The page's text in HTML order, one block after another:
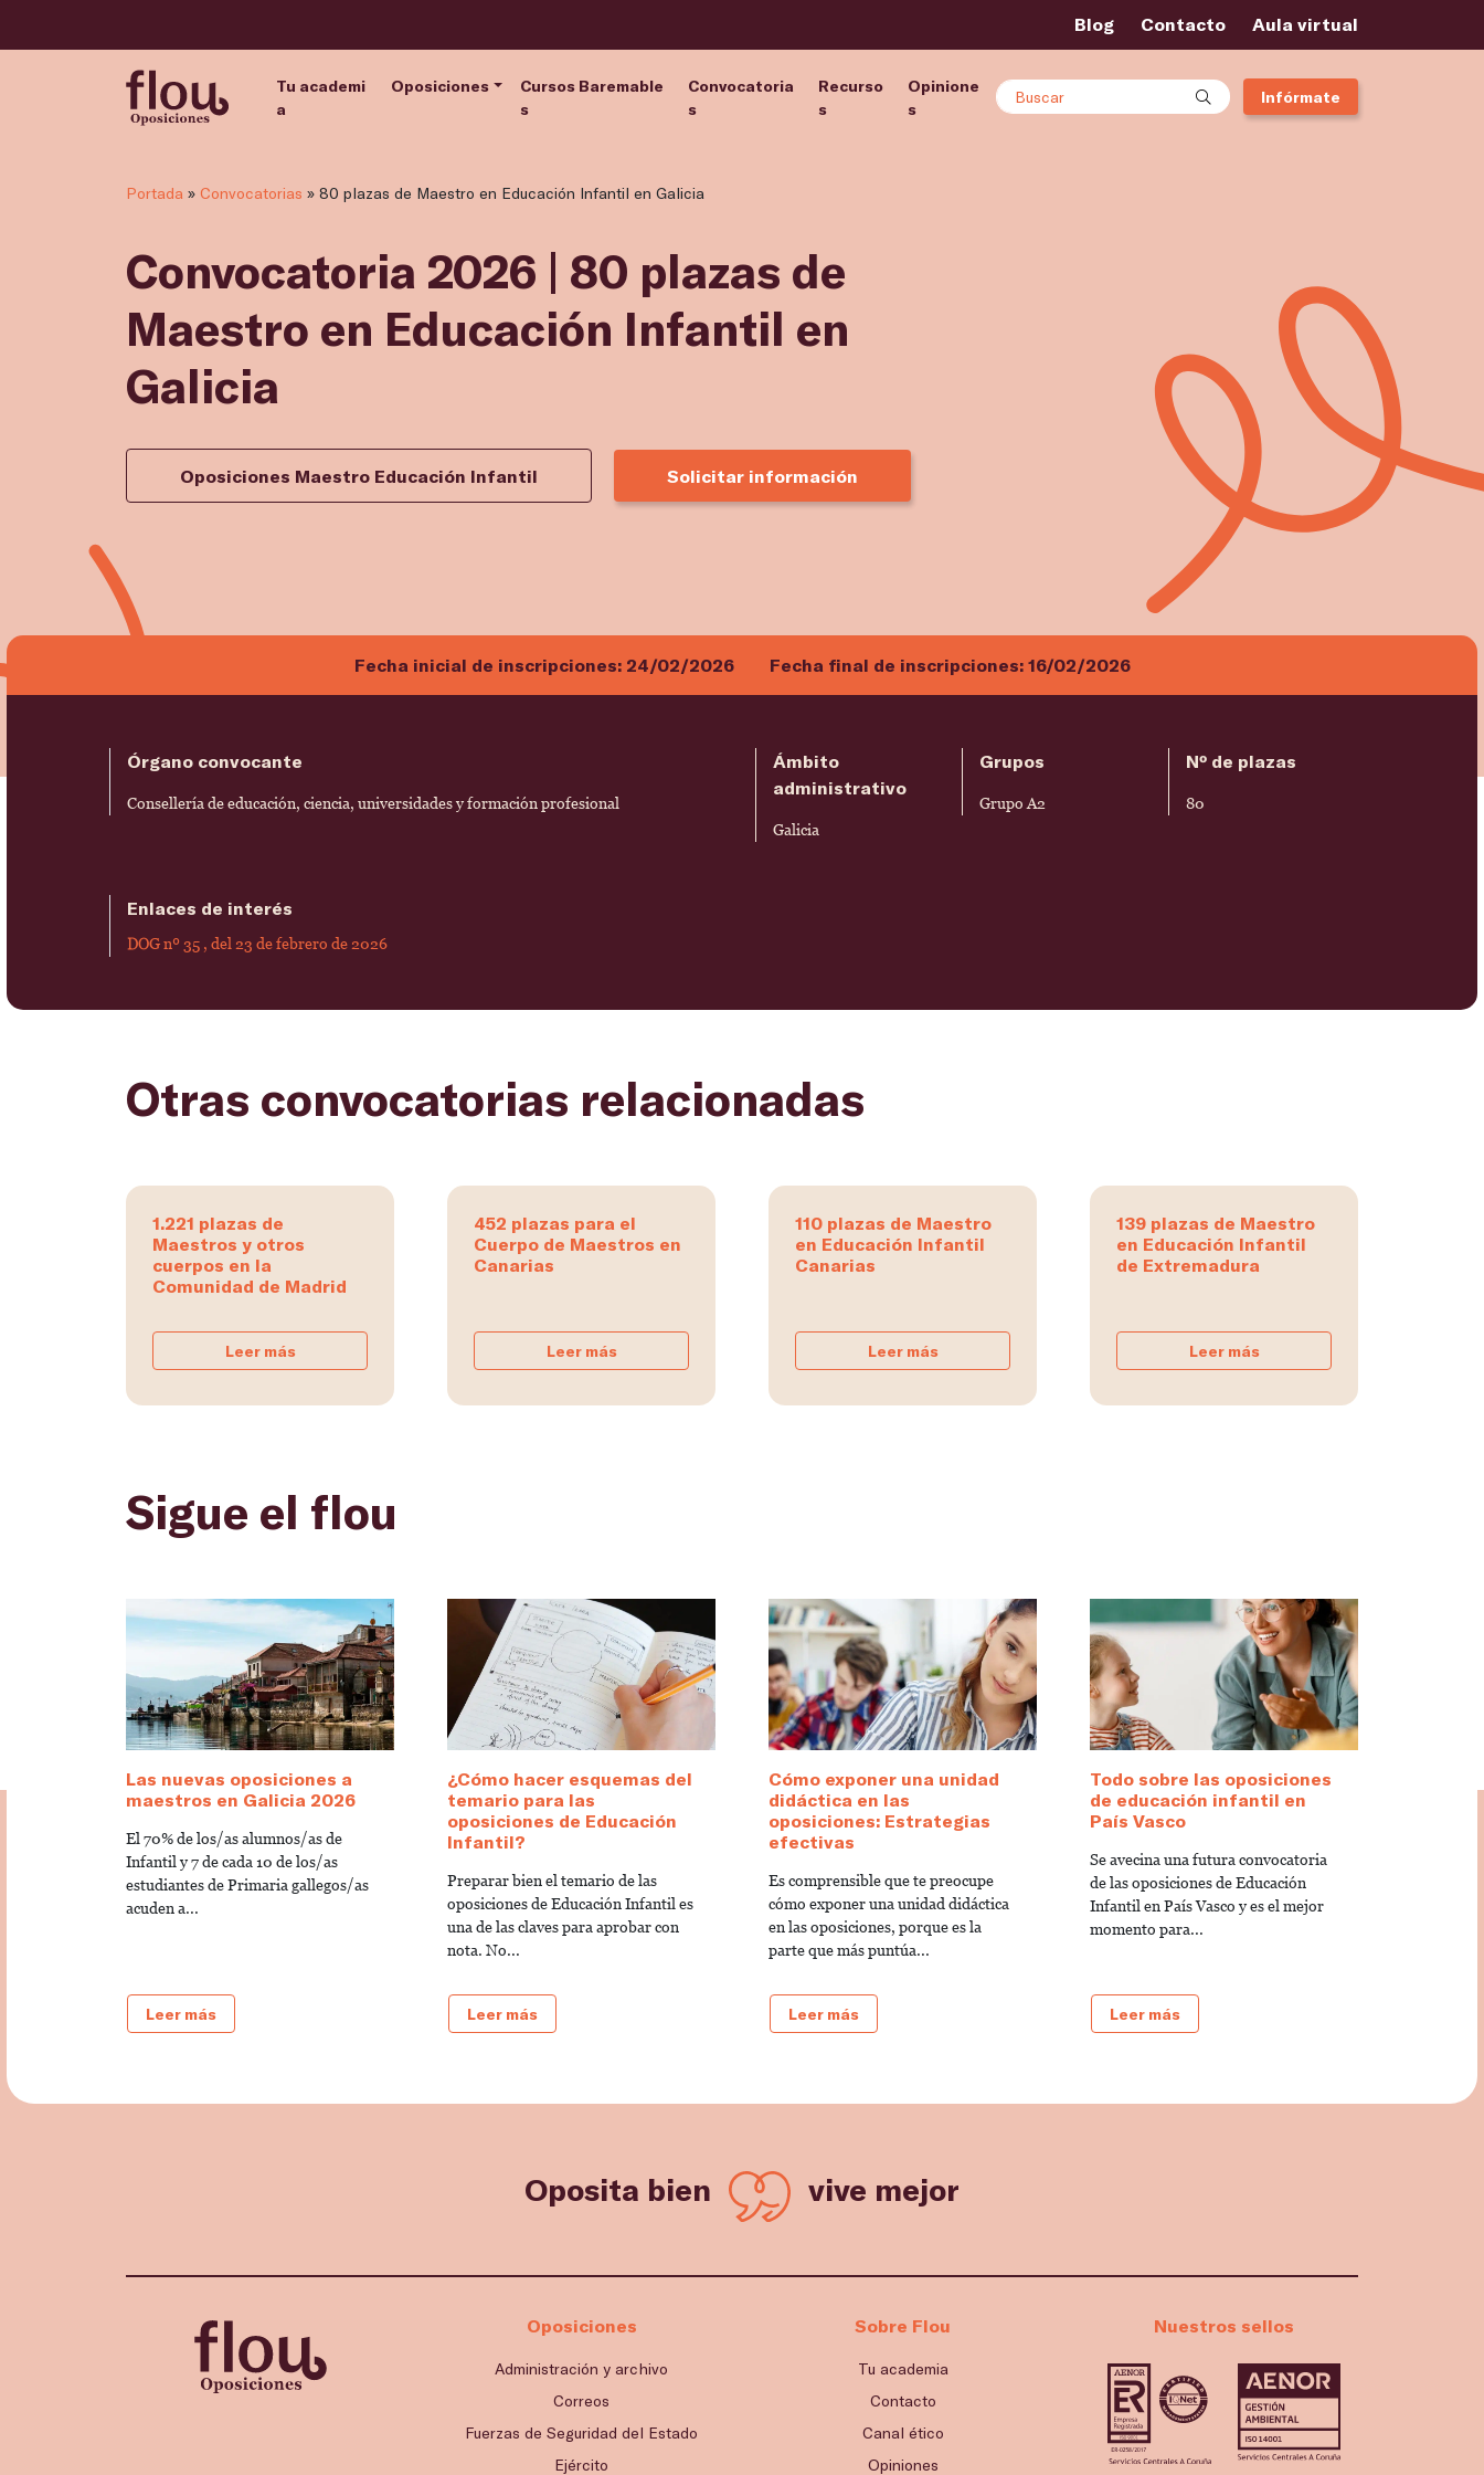
Blog Contacto Aula virtual
Tu academi
a
Oposiciones
Cursos Baremable
s
Convocatoria
s
Recurso
s
Opinione
s
Buscar Infórmate
Portada » Convocatorias » 80 plazas de Maestro en Educación Infantil en Galicia
Convocatoria 2026 | 80 plazas de
Maestro en Educación Infantil en
Galicia
Oposiciones Maestro Educación Infantil Solicitar información
Fecha inicial de inscripciones: 24/02/2026 Fecha final de inscripciones: 16/02/2026
Órgano convocante
Consellería de educación, ciencia, universidades y formación profesional
Ámbito
administrativo
Galicia
Grupos
Grupo A2
Nº de plazas
80
Enlaces de interés
DOG nº 35 , del 23 de febrero de 2026
Otras convocatorias relacionadas
1.221 plazas de
Maestros y otros
cuerpos en la
Comunidad de Madrid
Leer más
452 plazas para el
Cuerpo de Maestros en
Canarias
Leer más
110 plazas de Maestro
en Educación Infantil
Canarias
Leer más
139 plazas de Maestro
en Educación Infantil
de Extremadura
Leer más
Sigue el flou
Las nuevas oposiciones a
maestros en Galicia 2026
El 70% de los/as alumnos/as de
Infantil y 7 de cada 10 de los/as
estudiantes de Primaria gallegos/as
acuden a...
Leer más
¿Cómo hacer esquemas del
temario para las
oposiciones de Educación
Infantil?
Preparar bien el temario de las
oposiciones de Educación Infantil es
una de las claves para aprobar con
nota. No...
Leer más
Cómo exponer una unidad
didáctica en las
oposiciones: Estrategias
efectivas
Es comprensible que te preocupe
cómo exponer una unidad didáctica
en las oposiciones, porque es la
parte que más puntúa...
Leer más
Todo sobre las oposiciones
de educación infantil en
País Vasco
Se avecina una futura convocatoria
de las oposiciones de Educación
Infantil en País Vasco y es el mejor
momento para...
Leer más
Oposita bien vive mejor
Oposiciones
Administración y archivo
Correos
Fuerzas de Seguridad del Estado
Ejército
Sobre Flou
Tu academia
Contacto
Canal ético
Opiniones
Nuestros sellos